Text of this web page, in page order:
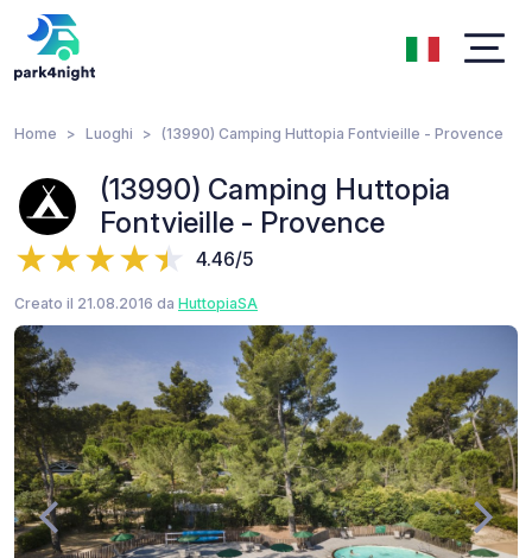
Home Luoghi (13990) Camping Huttopia Fontvieille - Provence
(13990) Camping Huttopia
Fontvieille - Provence
4.46/5
Creato il 21.08.2016 da HuttopiaSA